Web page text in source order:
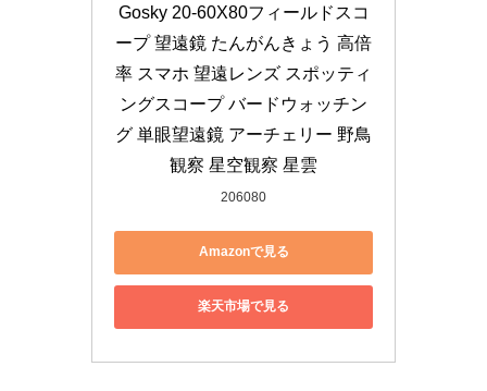
Gosky 20-60X80フィールドスコ
ープ 望遠鏡 たんがんきょう 高倍
率 スマホ 望遠レンズ スポッティ
ングスコープ バードウォッチン
グ 単眼望遠鏡 アーチェリー 野鳥
観察 星空観察 星雲
206080
Amazonで見る
楽天市場で見る